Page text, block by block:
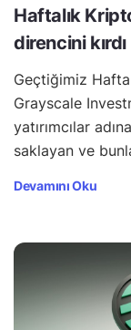
Haftalık
direncini kırdı
Geçtiğimiz Hafta
Grayscale
yatırımcılar
saklayan ve
Devamını Oku